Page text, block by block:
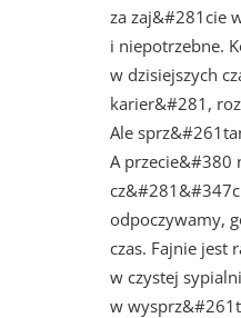
za zaj&#281cie
i niepotrzebne.
w dzisiejszych
karier&#281,
Ale
A przecie&#380
odpoczywamy,
czas. Fajnie jest
w czystej
w